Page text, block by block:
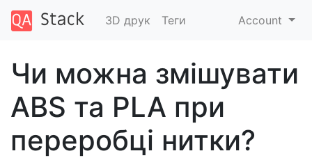
3D друк Теги Account
Чи можна змішувати
ABS та PLA при
переробці нитки?